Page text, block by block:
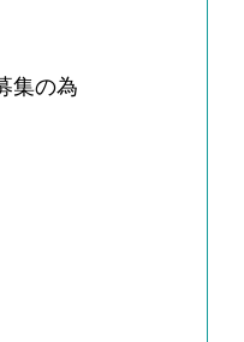
集の為